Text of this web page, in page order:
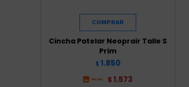
Cincha Patelar Neoprair Talle S
Prim
$ 1.850
$ 1.573